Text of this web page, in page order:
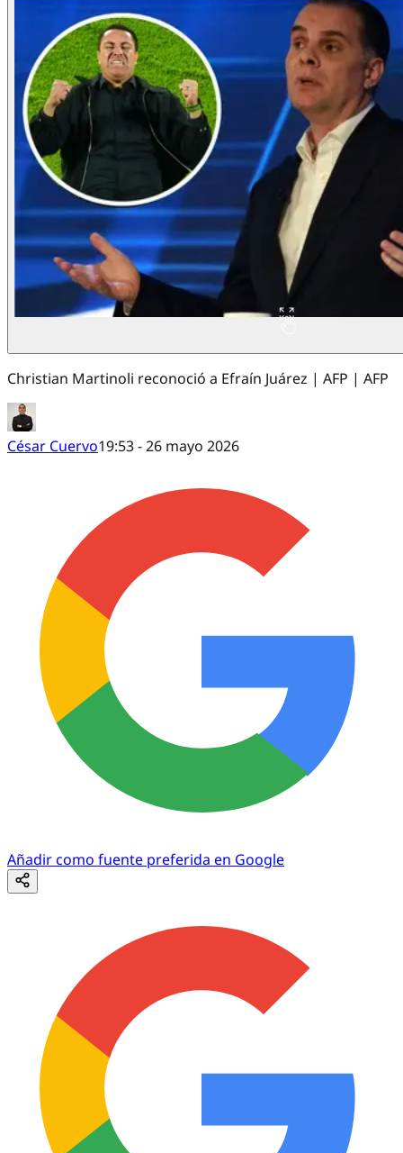
Christian Martinoli reconoció a Efraín Juárez | AFP | AFP
César Cuervo19:53 - 26 mayo 2026
Añadir como fuente preferida en Google